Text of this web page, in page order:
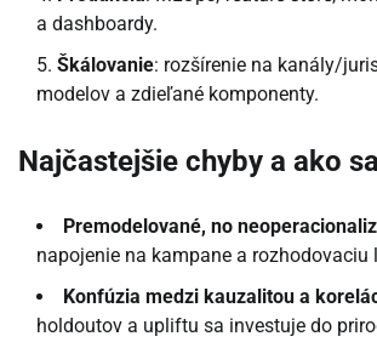
a dashboardy.
Škálovanie: rozšírenie na kanály/
modelov a zdieľané komponenty.
Najčastejšie chyby a ako
Premodelované, no
napojenie na kampane a rozhodovaciu
Konfúzia medzi kauzalitou a
holdoutov a upliftu sa investuje do